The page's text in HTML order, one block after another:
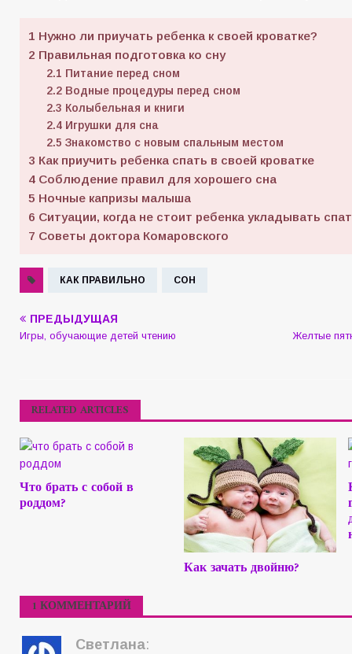
1 Нужно ли приучать ребенка к своей кроватке?
2 Правильная подготовка ко сну
2.1 Питание перед сном
2.2 Водные процедуры перед сном
2.3 Колыбельная и книги
2.4 Игрушки для сна
2.5 Знакомство с новым спальным местом
3 Как приучить ребенка спать в своей кроватке
4 Соблюдение правил для хорошего сна
5 Ночные капризы малыша
6 Ситуации, когда не стоит ребенка укладывать
7 Советы доктора Комаровского
КАК ПРАВИЛЬНО СОН
ПРЕДЫДУЩАЯ
Игры, обучающие детей чтению Желтые
RELATED ARTICLES
Что брать с собой в
роддом?
Как зачать двойню?
1 КОММЕНТАРИЙ
Светлана: